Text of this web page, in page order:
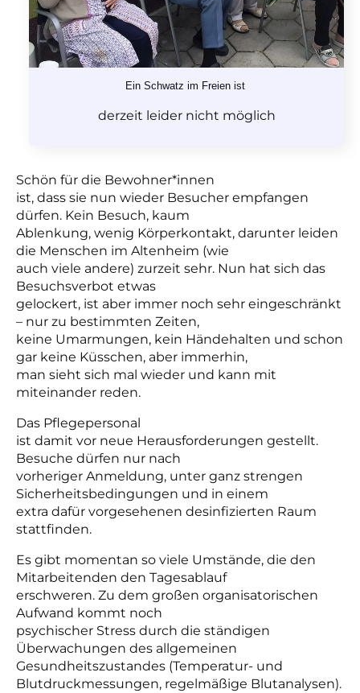
Ein Schwatz im Freien ist
derzeit leider nicht möglich
Schön für die Bewohner*innen
ist, dass sie nun wieder Besucher empfangen
dürfen. Kein Besuch, kaum
Ablenkung, wenig Körperkontakt, darunter leiden
die Menschen im Altenheim (wie
auch viele andere) zurzeit sehr. Nun hat sich das
Besuchsverbot etwas
gelockert, ist aber immer noch sehr eingeschränkt
– nur zu bestimmten Zeiten,
keine Umarmungen, kein Händehalten und schon
gar keine Küsschen, aber immerhin,
man sieht sich mal wieder und kann mit
miteinander reden.
Das Pflegepersonal
ist damit vor neue Herausforderungen gestellt.
Besuche dürfen nur nach
vorheriger Anmeldung, unter ganz strengen
Sicherheitsbedingungen und in einem
extra dafür vorgesehenen desinfizierten Raum
stattfinden.
Es gibt momentan so viele Umstände, die den
Mitarbeitenden den Tagesablauf
erschweren. Zu dem großen organisatorischen
Aufwand kommt noch
psychischer Stress durch die ständigen
Überwachungen des allgemeinen
Gesundheitszustandes (Temperatur- und
Blutdruckmessungen, regelmäßige Blutanalysen).